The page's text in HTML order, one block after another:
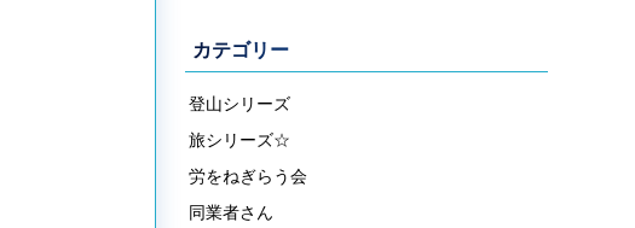
カテゴリー
登山シリーズ
旅シリーズ☆
労をねぎらう会
同業者さん